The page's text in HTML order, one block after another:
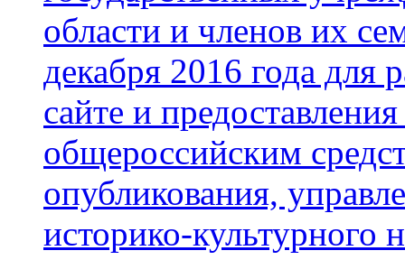
области и членов их
декабря 2016 года
сайте и
общероссийским
опубликования,
историко-культурного